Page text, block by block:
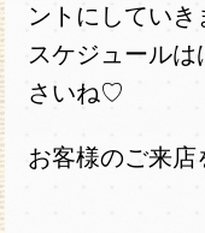
ントにしてい
スケジュール
さいね♡
お客様のご来店